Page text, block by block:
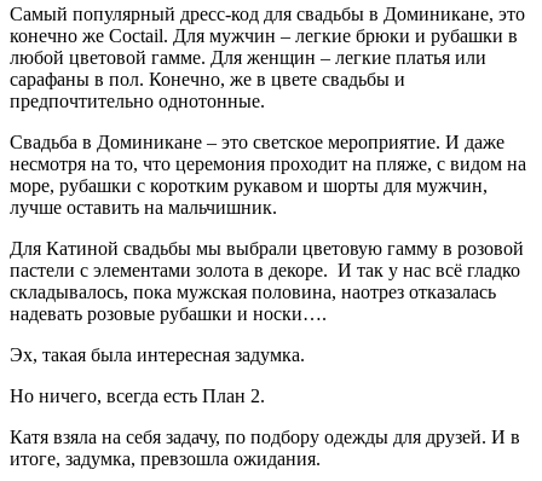
Самый популярный дресс-код для свадьбы в Доминикане, это
конечно же Coctail. Для мужчин – легкие брюки и рубашки в
любой цветовой гамме. Для женщин – легкие платья или
сарафаны в пол. Конечно, же в цвете свадьбы и
предпочтительно однотонные.
Свадьба в Доминикане – это светское мероприятие. И даже
несмотря на то, что церемония проходит на пляже, с видом на
море, рубашки с коротким рукавом и шорты для мужчин,
лучше оставить на мальчишник.
Для Катиной свадьбы мы выбрали цветовую гамму в розовой
пастели с элементами золота в декоре. И так у нас всё гладко
складывалось, пока мужская половина, наотрез отказалась
надевать розовые рубашки и носки….
Эх, такая была интересная задумка.
Но ничего, всегда есть План 2.
Катя взяла на себя задачу, по подбору одежды для друзей. И в
итоге, задумка, превзошла ожидания.